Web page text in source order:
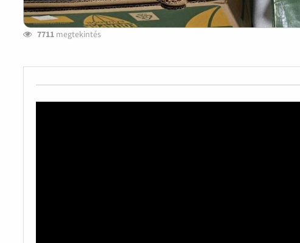
7711 megtekintés